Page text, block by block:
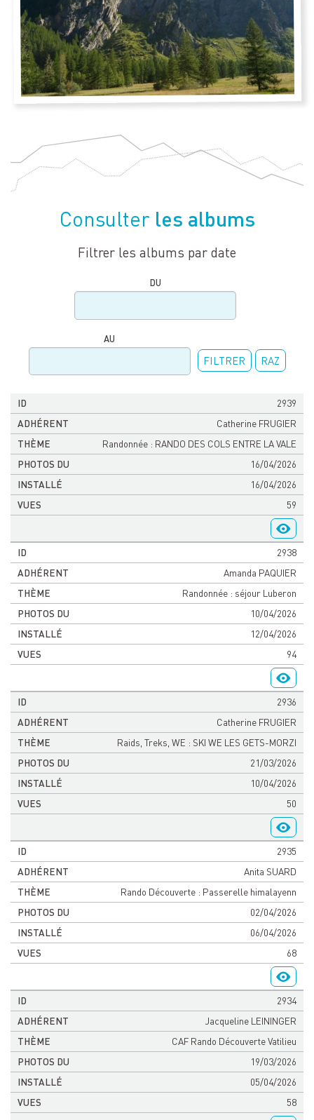
Consulter les albums
Filtrer les albums par date
DU
AU
FILTRER RAZ
ID
du
2939
Catherine FRUGIER
Randonnée : RANDO DES COLS ENTRE LA VALE
16/04/2026
16/04/2026
59
2938
Amanda PAQUIER
Randonnée : séjour Luberon
10/04/2026
12/04/2026
94
2936
Catherine FRUGIER
Raids, Treks, WE : SKI WE LES GETS-MORZI
21/03/2026
10/04/2026
50
2935
Anita SUARD
Rando Découverte : Passerelle himalayenn
02/04/2026
06/04/2026
68
2934
Jacqueline LEININGER
CAF Rando Découverte Vatilieu
19/03/2026
05/04/2026
58